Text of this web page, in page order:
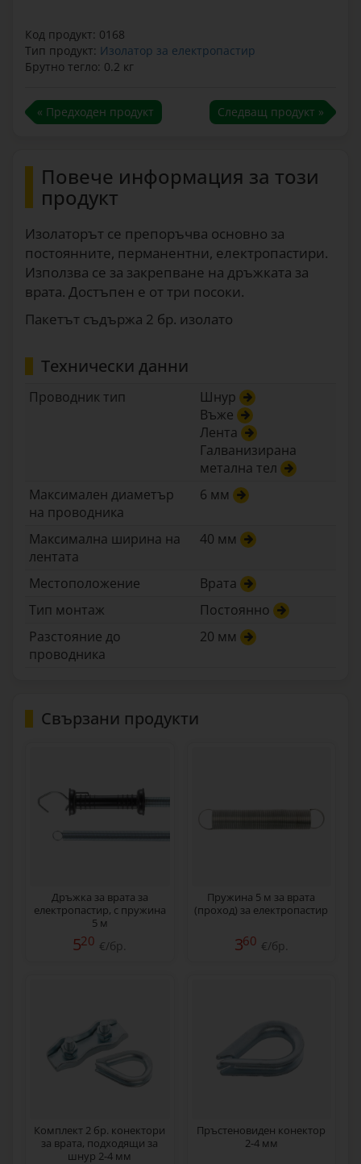
Код продукт: 0168
Тип продукт: Изолатор за електропастир
Брутно тегло: 0.2 кг
« Предходен продукт Следващ продукт »
Повече информация за този
продукт
Изолаторът се препоръчва основно за
постоянните, перманентни, електропастири.
Използва се за закрепване на дръжката за
врата. Достъпен е от три посоки.
Пакетът съдържа 2 бр. изолато
Технически данни
Проводник тип
Шнур
Въже
Лента
Галванизирана
метална тел
Максимален диаметър
на проводника
6 мм
Максимална ширина на
лентата
40 мм
Местоположение
Врата
Тип монтаж
Постоянно
Разстояние до
проводника
20 мм
Свързани продукти
Дръжка за врата за
електропастир, с пружина
5 м
520 €/бр.
Пружина 5 м за врата
(проход) за електропастир
360 €/бр.
Комплект 2 бр. конектори
за врата, подходящи за
шнур 2-4 мм
Пръстеновиден конектор
2-4 мм